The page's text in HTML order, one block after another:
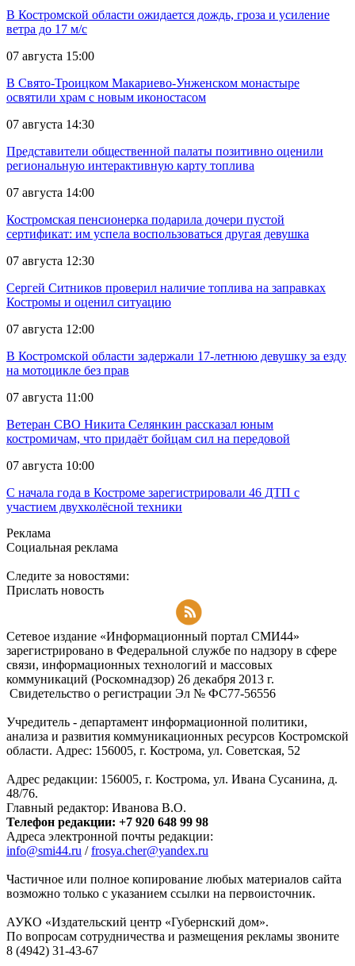
В Костромской области ожидается дождь, гроза и усиление
ветра до 17 м/с
07 августа 15:00
В Свято-Троицком Макариево-Унженском монастыре
освятили храм с новым иконостасом
07 августа 14:30
Представители общественной палаты позитивно оценили
региональную интерактивную карту топлива
07 августа 14:00
Костромская пенсионерка подарила дочери пустой
сертификат: им успела воспользоваться другая девушка
07 августа 12:30
Сергей Ситников проверил наличие топлива на заправках
Костромы и оценил ситуацию
07 августа 12:00
В Костромской области задержали 17-летнюю девушку за езду
на мотоцикле без прав
07 августа 11:00
Ветеран СВО Никита Селянкин рассказал юным
костромичам, что придаёт бойцам сил на передовой
07 августа 10:00
С начала года в Костроме зарегистрировали 46 ДТП с
участием двухколёсной техники
Реклама
Социальная реклама
Следите за новостями:
Прислать новость
Сетевое издание «Информационный портал СМИ44»
зарегистрировано в Федеральной службе по надзору в сфере
связи, информационных технологий и массовых
коммуникаций (Роскомнадзор) 26 декабря 2013 г.
Свидетельство о регистрации Эл № ФC77-56556
Учредитель - департамент информационной политики,
анализа и развития коммуникационных ресурсов Костромской
области. Адрес: 156005, г. Кострома, ул. Советская, 52
Адрес редакции: 156005, г. Кострома, ул. Ивана Сусанина, д.
48/76.
Главный редактор: Иванова В.О.
Телефон редакции: +7 920 648 99 98
Адреса электронной почты редакции:
info@smi44.ru /frosya.cher@yandex.ru
Частичное или полное копирование любых материалов сайта
возможно только с указанием ссылки на первоисточник.
АУКО «Издательский центр «Губернский дом».
По вопросам сотрудничества и размещения рекламы звоните
8 (4942) 31-43-67